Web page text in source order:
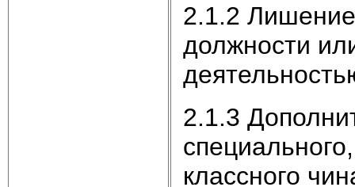
2.1.2
должности
2.1.3
классного